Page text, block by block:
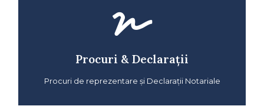
Procuri & Declarații
Procuri de reprezentare și Declarații Notariale